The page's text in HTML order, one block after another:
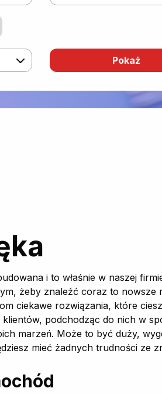
i to właśnie w naszej
żeby znaleźć coraz to nowsze
ciekawe rozwiązania, które
podchodząc do nich w
marzeń. Może to być duży,
mieć żadnych trudności ze